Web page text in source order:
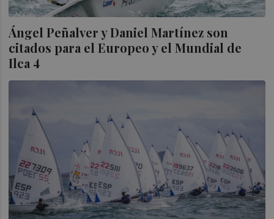
Ángel Peñalver y Daniel Martínez son
citados para el Europeo y el Mundial de
Ilca 4